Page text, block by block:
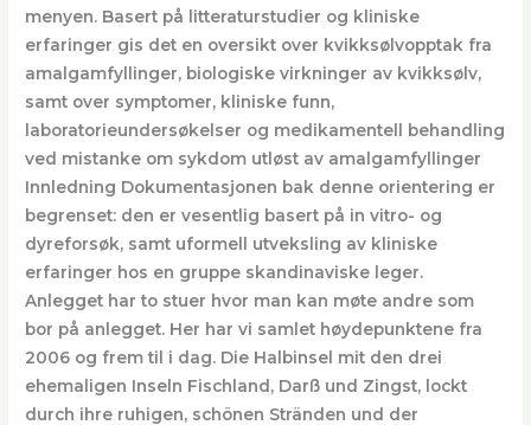
menyen. Basert på litteraturstudier og kliniske
erfaringer gis det en oversikt over kvikksølvopptak fra
amalgamfyllinger, biologiske virkninger av kvikksølv,
samt over symptomer, kliniske funn,
laboratorieundersøkelser og medikamentell behandling
ved mistanke om sykdom utløst av amalgamfyllinger
Innledning Dokumentasjonen bak denne orientering er
begrenset: den er vesentlig basert på in vitro- og
dyreforsøk, samt uformell utveksling av kliniske
erfaringer hos en gruppe skandinaviske leger.
Anlegget har to stuer hvor man kan møte andre som
bor på anlegget. Her har vi samlet høydepunktene fra
2006 og frem til i dag. Die Halbinsel mit den drei
ehemaligen Inseln Fischland, Darß und Zingst, lockt
durch ihre ruhigen, schönen Stränden und der